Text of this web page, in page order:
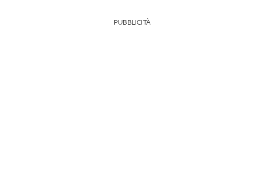
PUBBLICITÀ